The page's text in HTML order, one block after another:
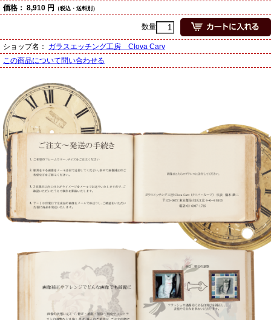
価格： 8,910 円 （税込・送料別）
数量
ショップ名： ガラスエッチング工房 Clova Carv
この商品について問い合わせる